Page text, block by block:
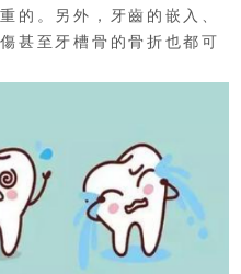
的。另外，牙齒的嵌入、
甚至牙槽骨的骨折也都可